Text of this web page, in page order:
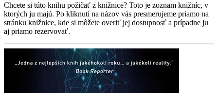
Chcete si túto knihu požičať z knižnice? Toto je zoznam knižníc, v
ktorých ju majú. Po kliknutí na názov vás presmerujeme priamo na
stránku knižnice, kde si môžete overiť jej dostupnosť a prípadne ju
aj priamo rezervovať.